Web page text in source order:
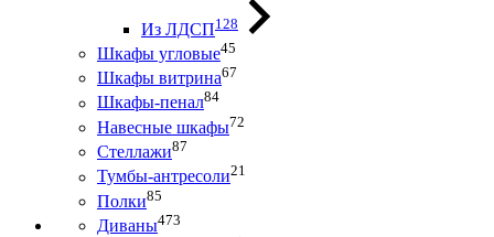
Из ЛДСП128
Шкафы угловые45
Шкафы витрина67
Шкафы-пенал84
Навесные шкафы72
Стеллажи87
Тумбы-антресоли21
Полки85
Диваны473